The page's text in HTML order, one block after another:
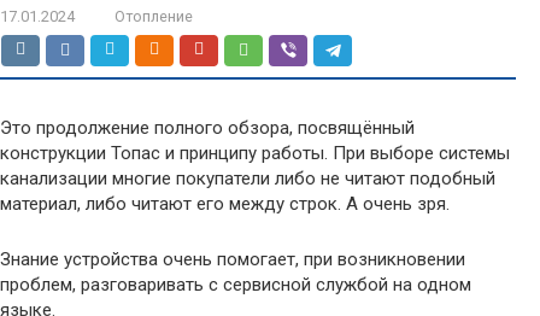
17.01.2024 Отопление
Это продолжение полного обзора, посвящённый
конструкции Топас и принципу работы. При выборе системы
канализации многие покупатели либо не читают подобный
материал, либо читают его между строк. А очень зря.
Знание устройства очень помогает, при возникновении
проблем, разговаривать с сервисной службой на одном
языке.